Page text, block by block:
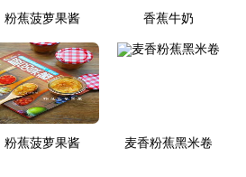
粉蕉菠萝果酱 香蕉牛奶
粉蕉菠萝果酱 麦香粉蕉黑米卷